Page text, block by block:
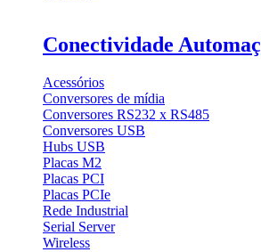
Conectividade
Acessórios
Conversores de mídia
Conversores RS232 x RS485
Conversores USB
Hubs USB
Placas M2
Placas PCI
Placas PCIe
Rede Industrial
Serial Server
Wireless